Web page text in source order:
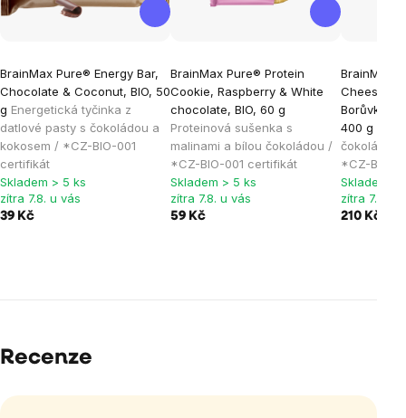
BrainMax Pure® Energy Bar,
Chocolate & Coconut, BIO, 50
g Energetická tyčinka z
datlové pasty s čokoládou a
kokosem / *CZ-BIO-001
certifikát
Skladem > 5 ks
zítra 7.8. u vás
39 Kč
BrainMax Pure® Protein
Cookie, Raspberry & White
chocolate, BIO, 60 g
Proteinová sušenka s
malinami a bílou čokoládou /
*CZ-BIO-001 certifikát
Skladem > 5 ks
zítra 7.8. u vás
59 Kč
BrainMax
Borůvky a
400 g
čokoládou
*CZ-BIO-
Skladem >
zítra 7.8. u
210 Kč
Recenze